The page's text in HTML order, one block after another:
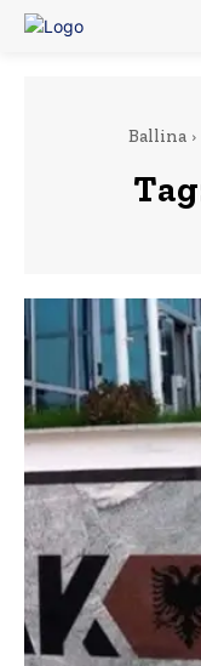
Ballina